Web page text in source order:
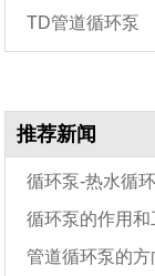
TD管道循环泵
推荐新闻
循环泵-热水循环
循环泵的作用和
作原理
管道循环泵的方